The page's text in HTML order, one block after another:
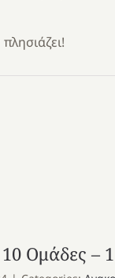
10 Ομάδες –